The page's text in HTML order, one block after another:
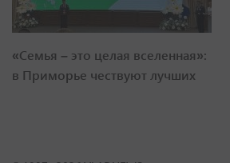
«Семья – это целая вселенная»:
в Приморье чествуют лучших